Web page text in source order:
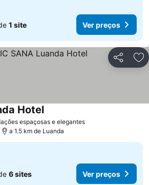
1 site Ver preços
Partilhar
espaçosas e elegantesVer preços
HotelVer preços
a 1.5 km de Luanda
6 sites Ver preços